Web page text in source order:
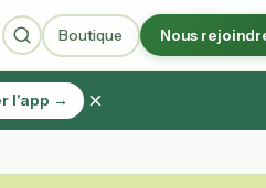
Boutique Nous
l'app → ×